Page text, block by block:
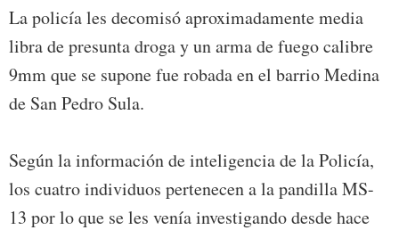
La policía les decomisó aproximadamente media
libra de presunta droga y un arma de fuego calibre
9mm que se supone fue robada en el barrio Medina
de San Pedro Sula.
Según la información de inteligencia de la Policía,
los cuatro individuos pertenecen a la pandilla MS-
13 por lo que se les venía investigando desde hace